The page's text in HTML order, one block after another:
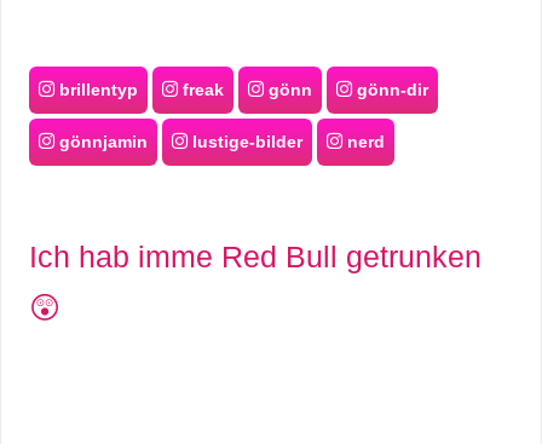
brillentyp freak gönn gönn-dir
gönnjamin lustige-bilder nerd
Ich hab imme Red Bull getrunken
😲